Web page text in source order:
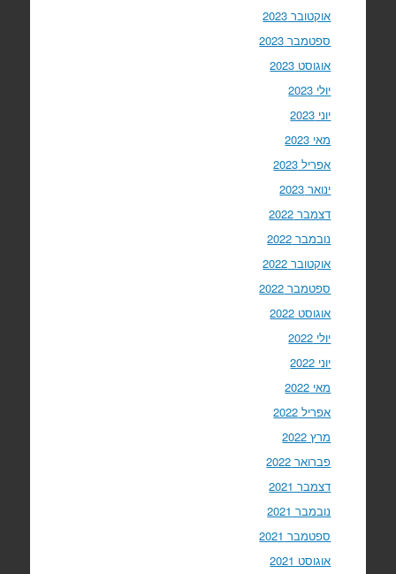
אוקטובר 2023
ספטמבר 2023
אוגוסט 2023
יולי 2023
יוני 2023
מאי 2023
אפריל 2023
ינואר 2023
דצמבר 2022
נובמבר 2022
אוקטובר 2022
ספטמבר 2022
אוגוסט 2022
יולי 2022
יוני 2022
מאי 2022
אפריל 2022
מרץ 2022
פברואר 2022
דצמבר 2021
נובמבר 2021
ספטמבר 2021
אוגוסט 2021